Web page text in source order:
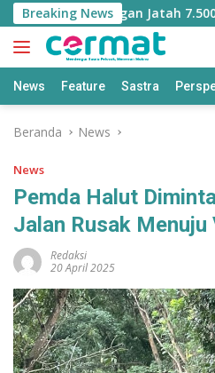
Langsung
ke
konten
Breaking News
Malut Kehilangan Jatah 7.500
News Feature Sastra
Beranda News
News
Pemda Halut
Jalan Rusak Menuju
Redaksi
20 April 2025